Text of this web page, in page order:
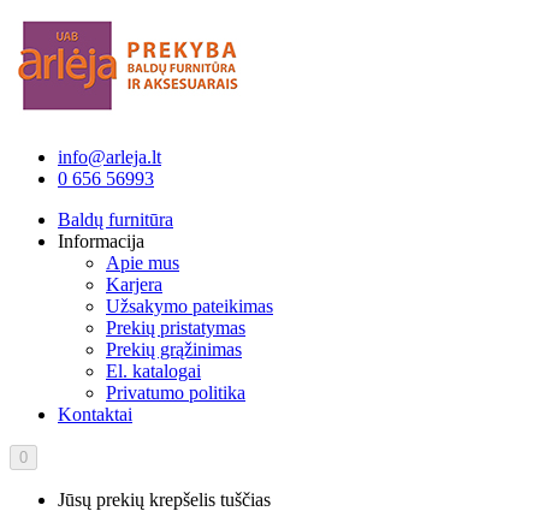
info@arleja.lt
0 656 56993
Baldų furnitūra
Informacija
Apie mus
Karjera
Užsakymo pateikimas
Prekių pristatymas
Prekių grąžinimas
El. katalogai
Privatumo politika
Kontaktai
0
Jūsų prekių krepšelis tuščias